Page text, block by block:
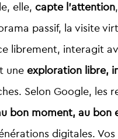
elle, capte l’attention
passif, la visite
librement, interagit
une exploration libre,
Selon Google, les
bon moment, au bon
digitales.